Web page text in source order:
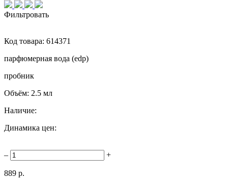
Фильтровать
Код товара: 614371
парфюмерная вода (edp)
пробник
Объём: 2.5 мл
Наличие:
Динамика цен:
– +
889 р.